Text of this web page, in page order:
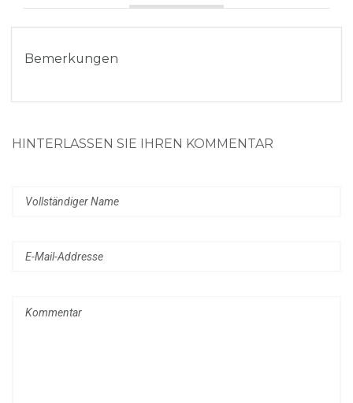
Bemerkungen
HINTERLASSEN SIE IHREN KOMMENTAR